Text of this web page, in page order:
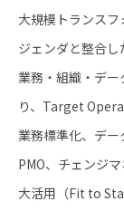
大規模トランス
ジェンダと整合し
業務・組織・デー
り、Target
業務標準化、デー
PMO、チェンジ
大活用（Fit to